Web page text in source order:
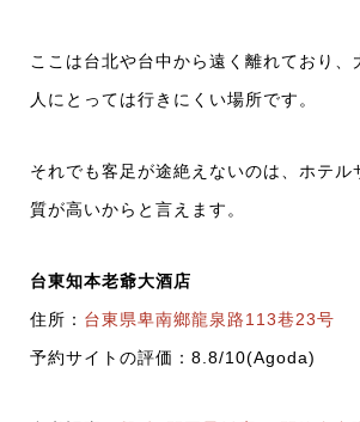
ここは台北や台中から遠く離れており、
人にとっては行きにくい場所です。
それでも客足が途絶えないのは、ホテル
質が高いからと言えます。
台東知本老爺大酒店
住所： 台東県卑南鄉龍泉路113巷23号
予約サイトの評価：8.8/10(Agoda)